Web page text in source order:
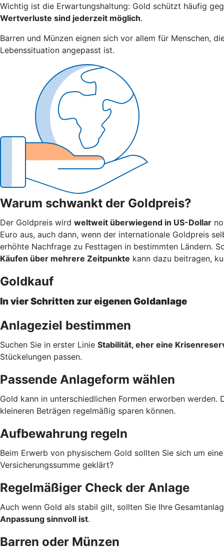
Wichtig ist die Erwartungshaltung: Gold schützt häufig
Wertverluste sind jederzeit möglich.
Barren und Münzen eignen sich vor allem für Menschen,
Lebenssituation angepasst ist.
Warum schwankt der Goldpreis?
Der Goldpreis wird weltweit überwiegend in US-Dollar
Euro aus, auch dann, wenn der internationale Goldpreis
erhöhte Nachfrage zu Festtagen in bestimmten Ländern.
Käufen über mehrere Zeitpunkte kann dazu beitragen,
Goldkauf
In vier Schritten zur eigenen Goldanlage
Anlageziel bestimmen
Suchen Sie in erster Linie Stabilität, eher eine
Stückelungen passen.
Passende Anlageform wählen
Gold kann in unterschiedlichen Formen erworben
kleineren Beträgen regelmäßig sparen können.
Aufbewahrung regeln
Beim Erwerb von physischem Gold sollten Sie sich um
Versicherungssumme geklärt?
Regelmäßiger Check der Anlage
Auch wenn Gold als stabil gilt, sollten Sie Ihre
Anpassung sinnvoll ist.
Barren oder Münzen